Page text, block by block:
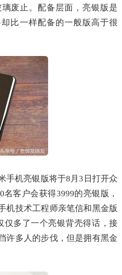
废止。配备层面，亮银版是
比一样配备的一般版高于很
手机亮银版将于8月3日打开众
客户会获得3999的亮银版，
机技术工程师亲笔信和黑金版
仅多了一个亮银背壳得话，接
许多人的步伐，但是拥有黑金